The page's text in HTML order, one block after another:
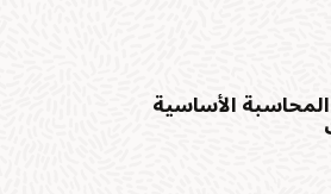
الأساسية